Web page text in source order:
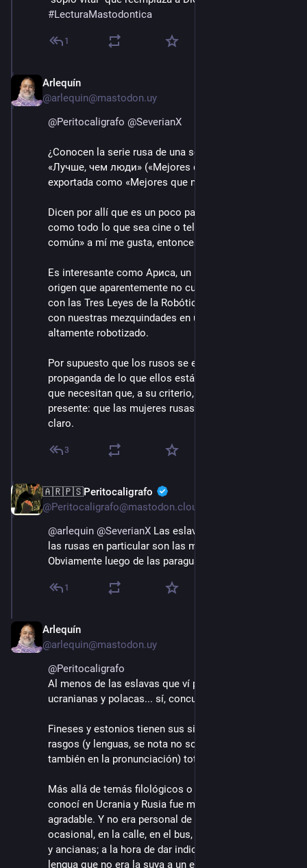
#LecturaMastodontica
1
Arlequín
@arlequin@mastodon.uy
@Peritocaligrafo @SeverianX
¿Conocen la serie rusa de una sola temporada
«Лучше, чем люди» («Mejores que la gente»,
exportada como «Mejores que nosotros»)?
Dicen por allí que es un poco para pasar el rato, pero
como todo lo que sea cine o televisión «fuera de lo
común» a mí me gusta, entonces voy y la miro.
Es interesante como Ариса, un robot de dudoso
origen que aparentemente no cumpliría cabalmente
con las Tres Leyes de la Robótica de Азимов, lidia
con nuestras mezquindades en un futuro cercano
altamente robotizado.
Por supuesto que los rusos se encargan hacer
propaganda de lo que ellos están convencidos y de lo
que necesitan que, a su criterio, todos debemos tener
presente: que las mujeres rusas son las más bonitas,
claro.
3
🇦🇷🇵🇸Peritocaligrafo
@Peritocaligrafo@mastodon.cloud
@arlequin @SeverianX Las eslavas en general pero
las rusas en particular son las más hermosas.
Obviamente luego de las paraguayas
1
Arlequín
@arlequin@mastodon.uy
@Peritocaligrafo
Al menos de las eslavas que ví personalmente: rusas,
ucranianas y polacas... sí, concuerdo.
Fineses y estonios tienen sus singularidades, son
rasgos (y lenguas, se nota no solo en la grafía sino
también en la pronunciación) totalmente diferentes.
Más allá de temás filológicos o físicos, la gente que
conocí en Ucrania y Rusia fue muy servicial y
agradable. Y no era personal de servicio. Fue gente
ocasional, en la calle, en el bus, en una plaza; jóvenes
y ancianas; a la hora de dar indicaciones en una
lengua que no era la suya a un extranjero de las